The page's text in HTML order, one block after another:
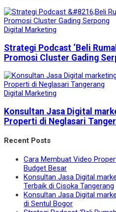
Digital Marketing
Strategi Podcast ‘Beli
Promosi Cluster Gading
Digital Marketing
Konsultan Jasa Digital
Properti di Neglasari
Recent Posts
Cara Membuat Video
Budget Besar
Konsultan Jasa Digital
Terbaik di Cisoka Tangerang
Konsultan Jasa Digital
di Sentul Bogor